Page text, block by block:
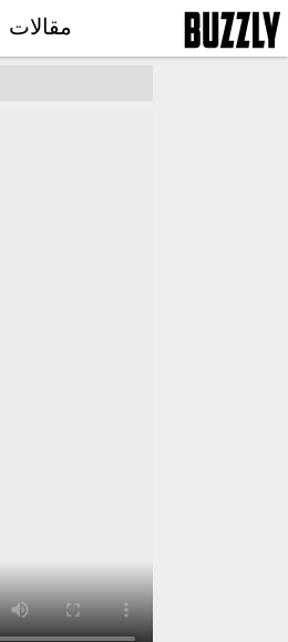
مقالات